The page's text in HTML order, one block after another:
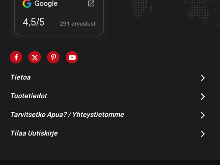
Tietoa
Tuotetiedot
Tarvitsetko Apua? / Yhteystietomme
Tilaa Uutiskirje